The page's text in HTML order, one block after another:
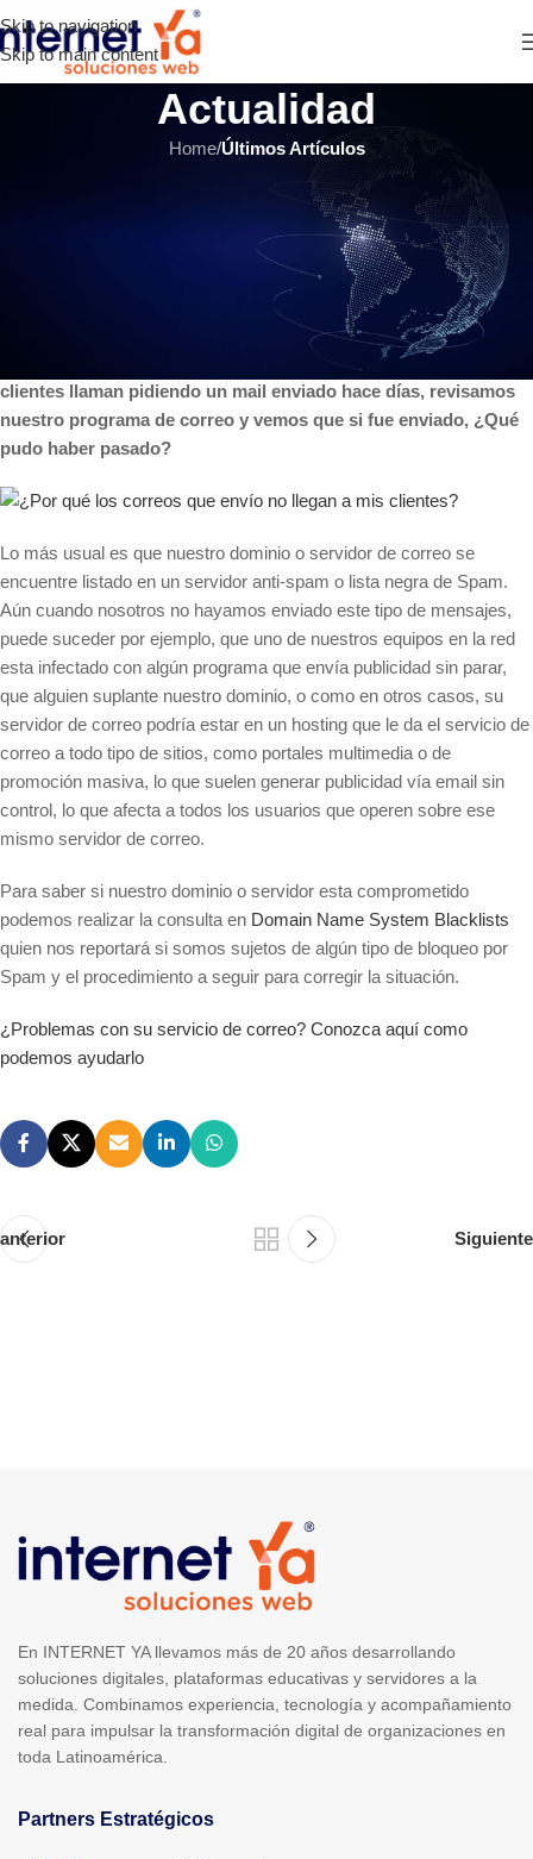
Skip to navigation
Skip to main content
Actualidad
Home/Últimos Artículos
ÚLTIMOS ARTÍCULOS
¿Por qué los correos que envío
no llegan a mis clientes?
INTERNET YA Soluciones Web el 3 octubre, 2016
En ocasiones enviamos mails que nunca llegan, nuestros
clientes llaman pidiendo un mail enviado hace días, revisamos
nuestro programa de correo y vemos que si fue enviado, ¿Qué
pudo haber pasado?
Lo más usual es que nuestro dominio o servidor de correo se
encuentre listado en un servidor anti-spam o lista negra de Spam.
Aún cuando nosotros no hayamos enviado este tipo de mensajes,
puede suceder por ejemplo, que uno de nuestros equipos en la red
esta infectado con algún programa que envía publicidad sin parar,
que alguien suplante nuestro dominio, o como en otros casos, su
servidor de correo podría estar en un hosting que le da el servicio de
correo a todo tipo de sitios, como portales multimedia o de
promoción masiva, lo que suelen generar publicidad vía email sin
control, lo que afecta a todos los usuarios que operen sobre ese
mismo servidor de correo.
Para saber si nuestro dominio o servidor esta comprometido
podemos realizar la consulta en Domain Name System Blacklists
quien nos reportará si somos sujetos de algún tipo de bloqueo por
Spam y el procedimiento a seguir para corregir la situación.
¿Problemas con su servicio de correo? Conozca aquí como
podemos ayudarlo
anterior Siguiente
En INTERNET YA llevamos más de 20 años desarrollando
soluciones digitales, plataformas educativas y servidores a la
medida. Combinamos experiencia, tecnología y acompañamiento
real para impulsar la transformación digital de organizaciones en
toda Latinoamérica.
Partners Estratégicos